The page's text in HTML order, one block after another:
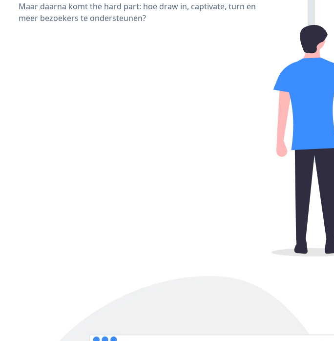
Maar daarna komt the hard part: hoe draw in, captivate, turn en
meer bezoekers te ondersteunen?